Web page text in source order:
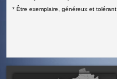
* Être exemplaire, généreux et tolérant